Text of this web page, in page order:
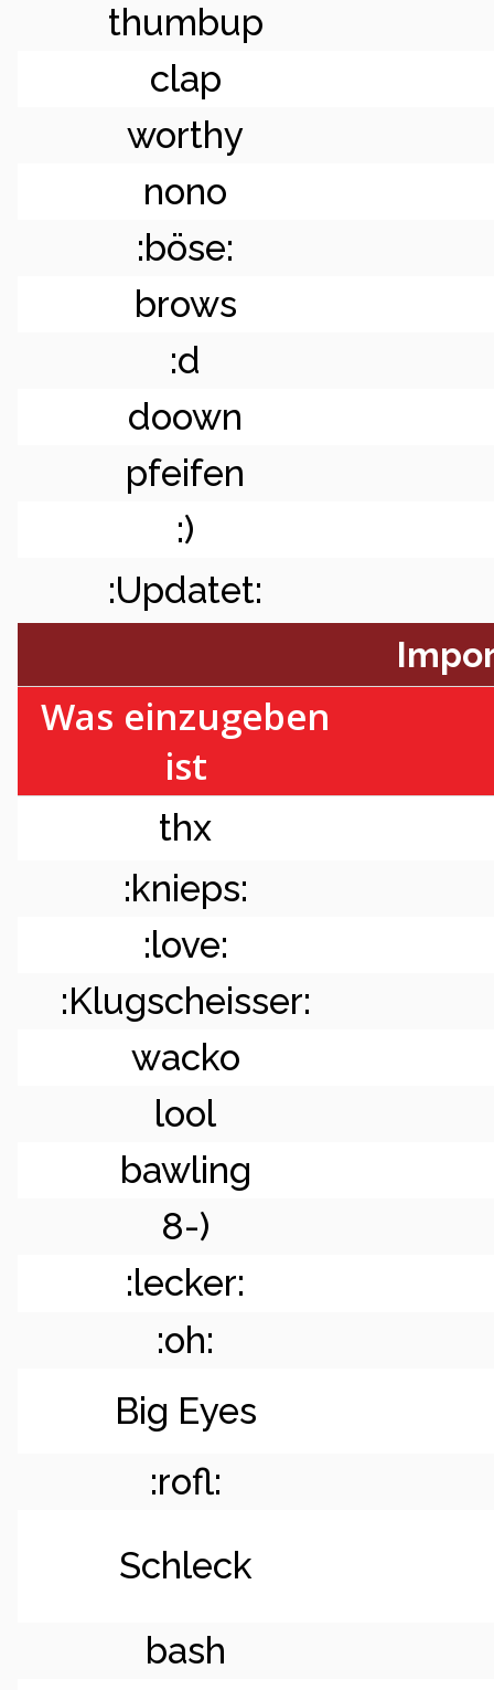
thumbup
clap
worthy
nono
:böse:
brows
:d
doown
pfeifen
:)
:Updatet:
Was einzugeben
ist
thx
:knieps:
:love:
:Klugscheisser:
wacko
lool
bawling
8-)
:lecker:
:oh:
Big Eyes
:rofl:
Schleck
bash